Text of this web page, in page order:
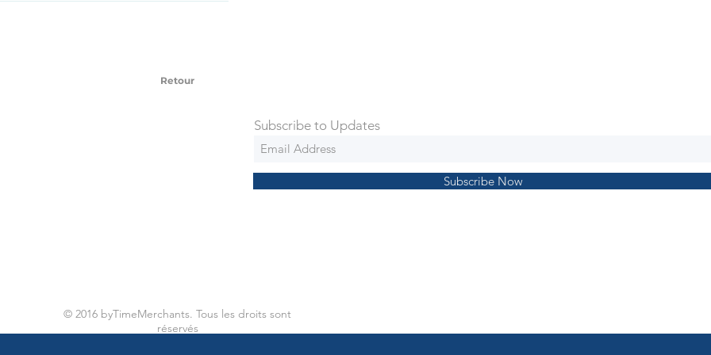
Retour
Subscribe to Updates
Subscribe Now
© 2016 byTimeMerchants. Tous les droits sont
réservés